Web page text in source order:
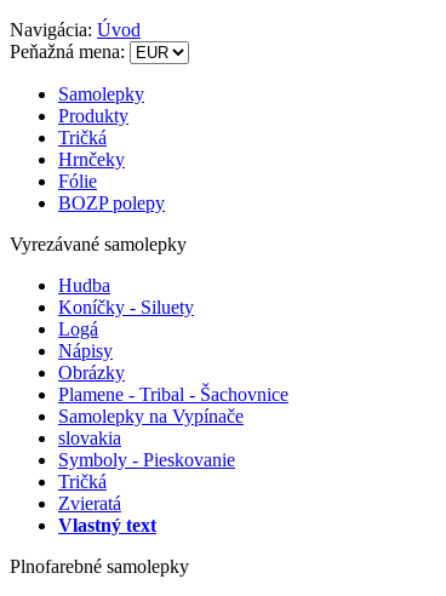
Navigácia: Úvod
Peňažná mena:
Samolepky
Produkty
Tričká
Hrnčeky
Fólie
BOZP polepy
Vyrezávané samolepky
Hudba
Koníčky - Siluety
Logá
Nápisy
Obrázky
Plamene - Tribal - Šachovnice
Samolepky na Vypínače
slovakia
Symboly - Pieskovanie
Tričká
Zvieratá
Vlastný text
Plnofarebné samolepky